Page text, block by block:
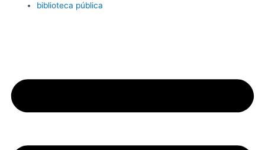
biblioteca pública